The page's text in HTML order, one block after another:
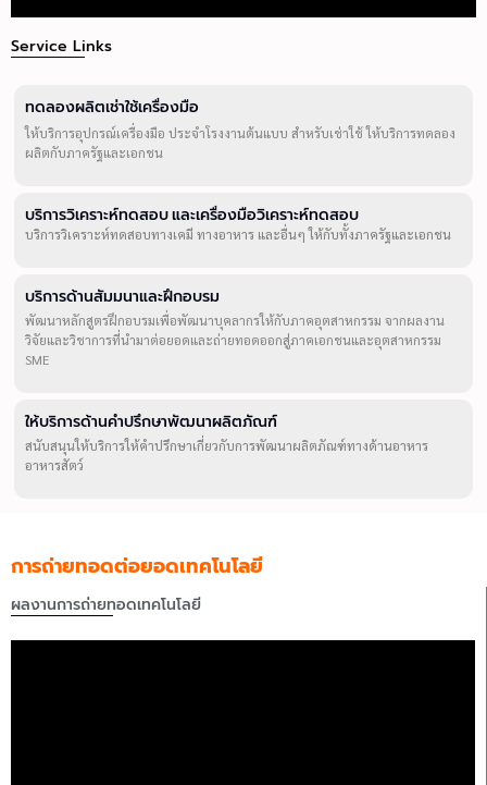
Service Links
ทดลองผลิตเช่าใช้เครื่องมือ
ให้บริการอุปกรณ์เครื่องมือ ประจำโรงงานต้นแบบ สำหรับเช่าใช้ ให้บริการทดลอง
ผลิตกับภาครัฐและเอกชน
บริการวิเคราะห์ทดสอบ และเครื่องมือวิเคราะห์ทดสอบ
บริการวิเคราะห์ทดสอบทางเคมี ทางอาหาร และอื่นๆ ให้กับทั้งภาครัฐและเอกชน
บริการด้านสัมมนาและฝึกอบรม
พัฒนาหลักสูตรฝึกอบรมเพื่อพัฒนาบุคลากรให้กับภาคอุตสาหกรรม จากผลงาน
วิจัยและวิชาการที่นำมาต่อยอดและถ่ายทอดออกสู่ภาคเอกชนและอุตสาหกรรม
SME
ให้บริการด้านคำปรึกษาพัฒนาผลิตภัณฑ์
สนับสนุนให้บริการให้คำปรึกษาเกี่ยวกับการพัฒนาผลิตภัณฑ์ทางด้านอาหาร
อาหารสัตว์
การถ่ายทอดต่อยอดเทคโนโลยี
ผลงานการถ่ายทอดเทคโนโลยี